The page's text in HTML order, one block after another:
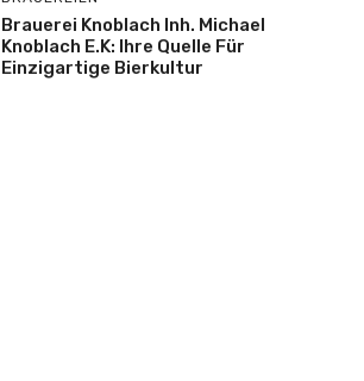
Brauerei Knoblach Inh. Michael
Knoblach E.K: Ihre Quelle Für
Einzigartige Bierkultur